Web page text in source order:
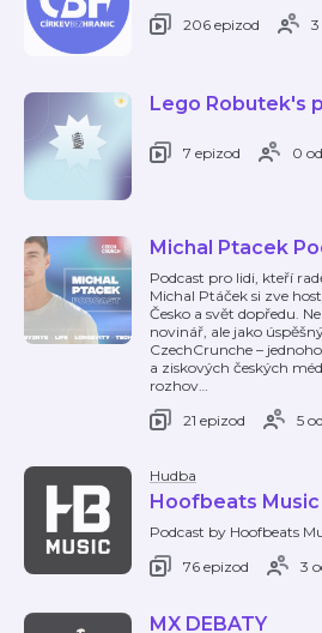
206 epizod
Lego Robutek's
7 epizod 0
Michal Ptacek
Podcast pro lidi, kteří
Michal Ptáček si zve
Česko a svět dopředu.
novinář, ale jako
CzechCrunche –
a ziskových českých
rozhov…
21 epizod
5
Hudba
Hoofbeats
Podcast by Hoofbeats
76 epizod
3
MX DEBATY